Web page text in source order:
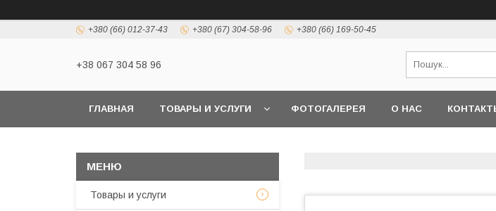
+380 (66) 012-37-43 +380 (67) 304-58-96 +380 (66) 169-50-45
+38 067 304 58 96
ГЛАВНАЯ ТОВАРЫ И УСЛУГИ ФОТОГАЛЕРЕЯ О НАС
Товары и услуги